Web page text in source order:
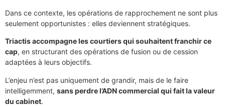
Dans ce contexte, les opérations de rapprochement ne sont plus
seulement opportunistes : elles deviennent stratégiques.
Triactis accompagne les courtiers qui souhaitent franchir ce
cap, en structurant des opérations de fusion ou de cession
adaptées à leurs objectifs.
L’enjeu n’est pas uniquement de grandir, mais de le faire
intelligemment, sans perdre l’ADN commercial qui fait la valeur
du cabinet.